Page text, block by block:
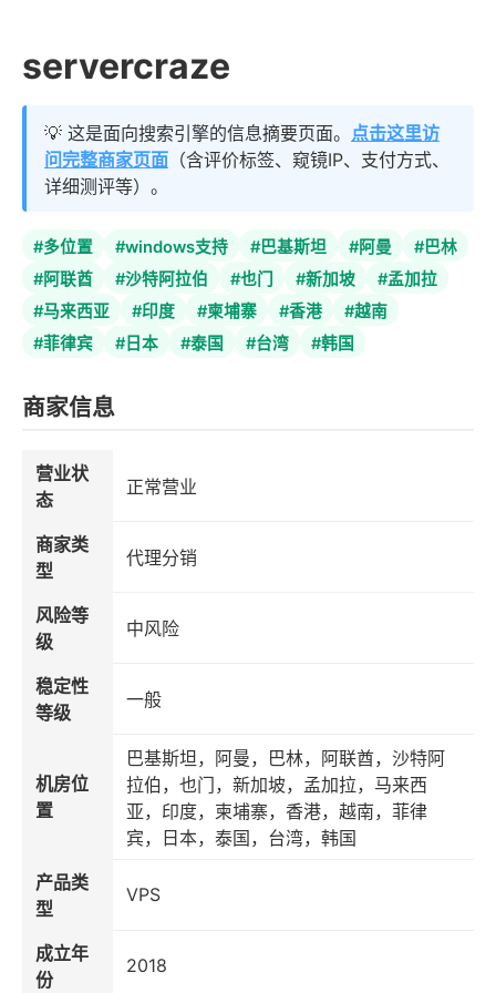
servercraze
💡 这是面向搜索引擎的信息摘要页面。 点击这里访
问完整商家页面 （含评价标签、窥镜IP、支付方式、
详细测评等）。
#多位置 #windows支持 #巴基斯坦 #阿曼
#巴林
#阿联酋
#沙特阿拉伯 #也门 #新加坡
#孟加拉
#马来西亚
#印度 #柬埔寨 #香港
#越南
#菲律宾
#日本 #泰国 #台湾 #韩国
商家信息
营业状
态
正常营业
商家类
型
代理分销
风险等
级
中风险
稳定性
等级
一般
机房位
置
巴基斯坦，阿曼，巴林，阿联酋，沙特阿
拉伯，也门，新加坡，孟加拉，马来西
亚，印度，柬埔寨，香港，越南，菲律
宾，日本，泰国，台湾，韩国
产品类
型
VPS
成立年
份
2018